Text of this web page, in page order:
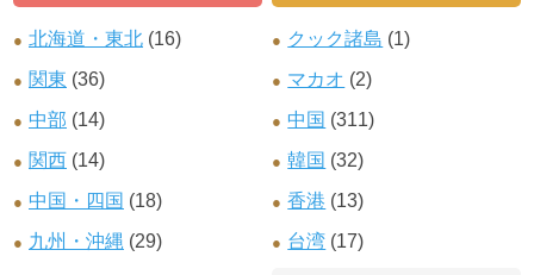
北海道・東北 (16)
関東 (36)
中部 (14)
関西 (14)
中国・四国 (18)
九州・沖縄 (29)
クック諸島 (1)
マカオ (2)
中国 (311)
韓国 (32)
香港 (13)
台湾 (17)